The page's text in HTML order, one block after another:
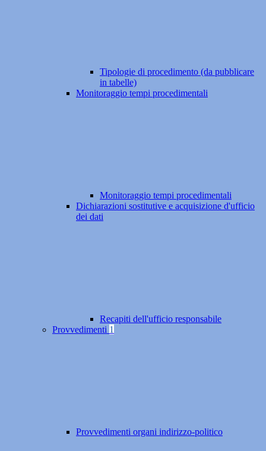
Tipologie di procedimento (da pubblicare
in tabelle)
Monitoraggio tempi procedimentali
Monitoraggio tempi procedimentali
Dichiarazioni sostitutive e acquisizione d'ufficio
dei dati
Recapiti dell'ufficio responsabile
Provvedimenti 1
Provvedimenti organi indirizzo-politico